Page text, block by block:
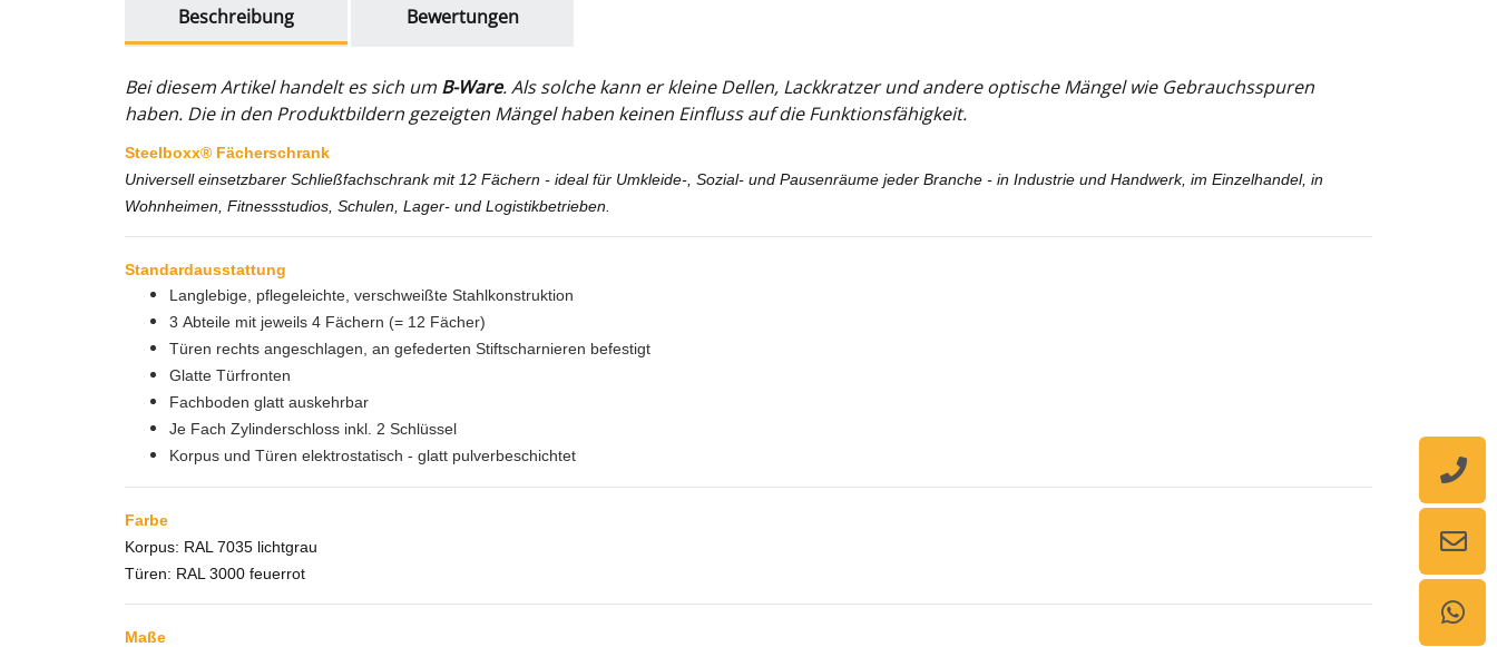
Beschreibung
Bewertungen
Bei diesem Artikel handelt es sich um B-Ware. Als solche kann er kleine Dellen, Lackkratzer und andere optische Mängel wie Gebrauchsspuren
haben. Die in den Produktbildern gezeigten Mängel haben keinen Einfluss auf die Funktionsfähigkeit.
Steelboxx® Fächerschrank
Universell einsetzbarer Schließfachschrank mit 12 Fächern - ideal für Umkleide-, Sozial- und Pausenräume jeder Branche - in Industrie und Handwerk, im Einzelhandel, in
Wohnheimen, Fitnessstudios, Schulen, Lager- und Logistikbetrieben.
Standardausstattung
Langlebige, pflegeleichte, verschweißte Stahlkonstruktion
3 Abteile mit jeweils 4 Fächern (= 12 Fächer)
Türen rechts angeschlagen, an gefederten Stiftscharnieren befestigt
Glatte Türfronten
Fachboden glatt auskehrbar
Je Fach Zylinderschloss inkl. 2 Schlüssel
Korpus und Türen elektrostatisch - glatt pulverbeschichtet
Farbe
Korpus: RAL 7035 lichtgrau
Türen: RAL 3000 feuerrot
Maße